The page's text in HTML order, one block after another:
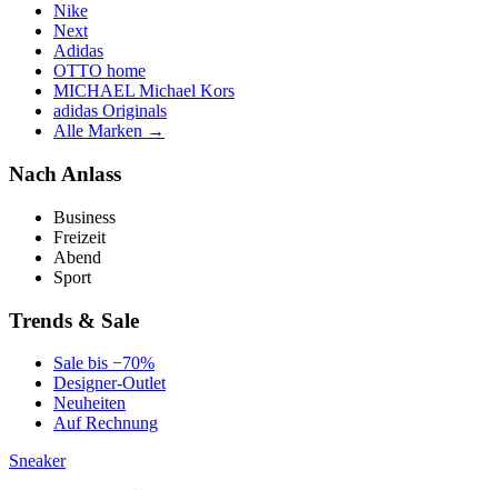
Nike
Next
Adidas
OTTO home
MICHAEL Michael Kors
adidas Originals
Alle Marken →
Nach Anlass
Business
Freizeit
Abend
Sport
Trends & Sale
Sale bis −70%
Designer-Outlet
Neuheiten
Auf Rechnung
Sneaker